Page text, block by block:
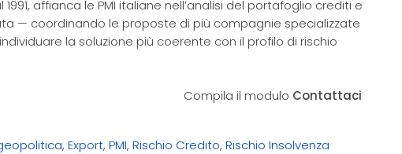
affianca le PMI italiane nell’analisi del portafoglio crediti e
— coordinando le proposte di più compagnie specializzate
la soluzione più coerente con il profilo di rischio
Compila il modulo Contattaci
, Export, PMI, Rischio Credito, Rischio Insolvenza